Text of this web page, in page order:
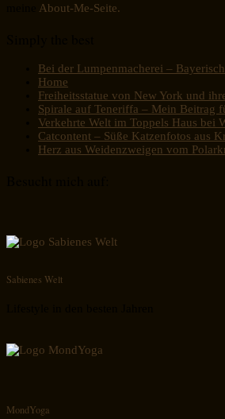
About-Me-Seite.
Bei der Lumpenmacherei –
Home
Freiheitsstatue von New York und
Spirale auf Teneriffa – Mein Beitrag
Verkehrte Welt im Toppels Haus bei
Catcontent – Süße Katzenfotos aus
Herz aus Weidenzweigen vom
Sabienes Welt
MondYoga